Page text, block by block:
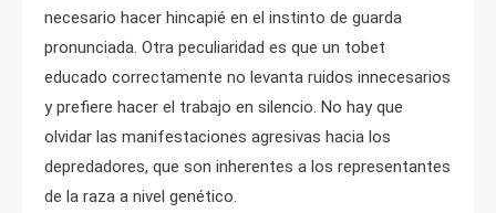
necesario hacer hincapié en el instinto de guarda
pronunciada. Otra peculiaridad es que un tobet
educado correctamente no levanta ruidos innecesarios
y prefiere hacer el trabajo en silencio. No hay que
olvidar las manifestaciones agresivas hacia los
depredadores, que son inherentes a los representantes
de la raza a nivel genético.